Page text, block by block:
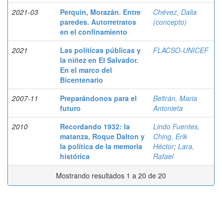
2021-03
Perquín, Morazán. Entre
paredes. Autorretratos
en el confinamiento
Chévez, Dalia
(concepto)
2021
Las políticas públicas y
la niñez en El Salvador.
En el marco del
Bicentenario
FLACSO-UNICEF
2007-11
Preparándonos para el
futuro
Beltrán, Maria
Antonieta
2010
Recordando 1932: la
matanza, Roque Dalton y
la política de la memoria
histórica
Lindo Fuentes,
Ching, Erik
Héctor; Lara,
Rafael
Mostrando resultados 1 a 20 de 20